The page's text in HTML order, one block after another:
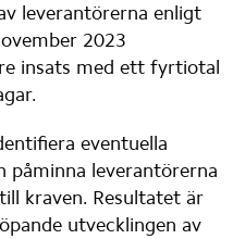
leverantörerna enligt
2023
insats med ett fyrtiotal
eventuella
påminna leverantörerna
kraven. Resultatet är
utvecklingen av